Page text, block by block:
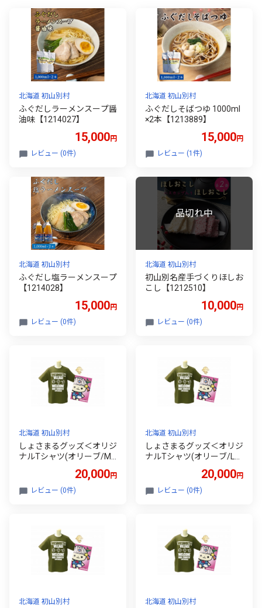
北海道 初山別村
ふぐだしラーメンスープ醤
油味【1214027】
15,000円
レビュー (0件)
北海道 初山別村
ふぐだしそばつゆ 1000ml
×2本【1213889】
15,000円
レビュー (1件)
北海道 初山別村
ふぐだし塩ラーメンスープ
【1214028】
15,000円
レビュー (0件)
北海道 初山別村
初山別名産手づくりほしお
こし【1212510】
10,000円
レビュー (0件)
北海道 初山別村
しょさまるグッズ＜オリジ
ナルTシャツ(オリーブ/M
サイズ)・金のピンバッ
チ・メモ帳＞【1721932】
20,000円
レビュー (0件)
北海道 初山別村
しょさまるグッズ＜オリジ
ナルTシャツ(オリーブ/Lサ
イズ)・金のピンバッチ・
メモ帳＞【1721933】
20,000円
レビュー (0件)
北海道 初山別村 北海道 初山別村